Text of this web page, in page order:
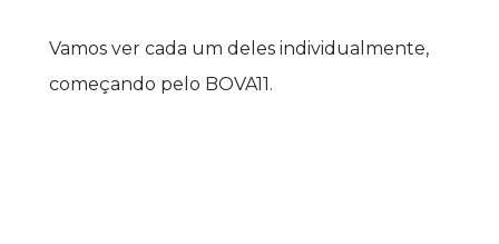
Vamos ver cada um deles individualmente,
começando pelo BOVA11.